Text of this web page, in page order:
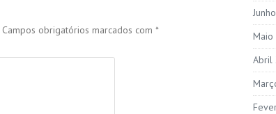
Campos obrigatórios marcados com *
Abril